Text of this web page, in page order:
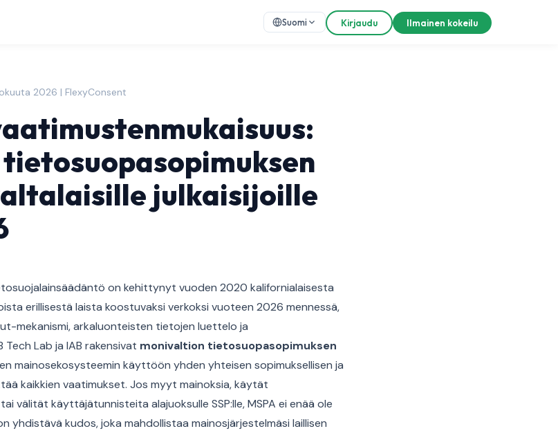
Suomi Kirjaudu Ilmainen kokeilu
2026 | FlexyConsent
julkaisijoille
on kehittynyt vuoden 2020 kalifornialaisesta
erillisestä laista koostuvaksi verkoksi vuoteen 2026 mennessä,
mekanismi, arkaluonteisten tietojen luettelo ja
Lab ja IAB rakensivat monivaltion tietosuopasopimuksen
mainosekosysteemin käyttöön yhden yhteisen sopimuksellisen ja
kaikkien vaatimukset. Jos myyt mainoksia, käytät
välität käyttäjätunnisteita alajuoksulle SSP:lle, MSPA ei enää ole
yhdistävä kudos, joka mahdollistaa mainosjärjestelmäsi laillisen